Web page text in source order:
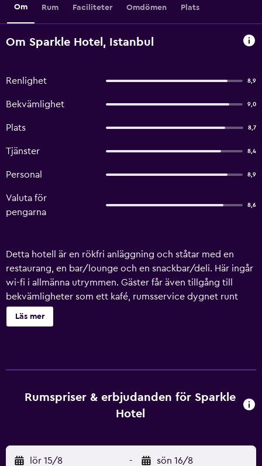
Om Rum Faciliteter Omdömen Plats
Om Sparkle Hotel, Istanbul
Renlighet 8,9
Bekvämlighet 9,0
Plats 8,7
Tjänster 8,4
Personal 8,9
Valuta för
pengarna
8,6
Detta hotell är en rökfri anläggning och ståtar med en
restaurang, en bar/lounge och en snackbar/deli. Här ingår
wi-fi i allmänna utrymmen. Gäster får även tillgång till
bekvämligheter som ett kafé, rumsservice dygnet runt
och conciergetjänster. Sparkle Hotel erbjuder 24 rum med
minibar och värdeförvaringsskåp (laptopanpassade).
hotell i Istanbul erbjuder sina gäster gratis wi-fi. Skrivbord
och telefon finns. Städning sker dagligen.
Läs mer
Rumspriser & erbjudanden för Sparkle
Hotel
lör 15/8 - sön 16/8